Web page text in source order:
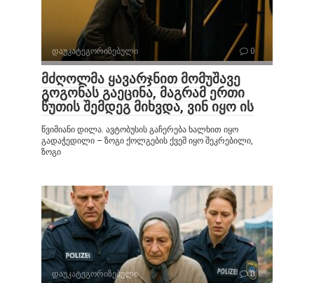
დაუკატეგორიზებული 0
მძღოლმა ყავარჯნით მომუშავე
გოგონას გაეცინა, მაგრამ ერთი
წუთის შემდეგ მიხვდა, ვინ იყო ის
წვიმიანი დილა. ავტობუსის გაჩერება ხალხით იყო
გადაჭედილი – ზოგი ქოლგების ქვეშ იყო შეკრებილი,
ზოგი
დაუკატეგორიზებული 0